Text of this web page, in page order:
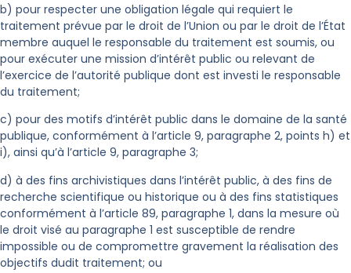
b) pour respecter une obligation légale qui requiert le
traitement prévue par le droit de l’Union ou par le droit de l’État
membre auquel le responsable du traitement est soumis, ou
pour exécuter une mission d’intérêt public ou relevant de
l’exercice de l’autorité publique dont est investi le responsable
du traitement;
c) pour des motifs d’intérêt public dans le domaine de la santé
publique, conformément à l’article 9, paragraphe 2, points h) et
i), ainsi qu’à l’article 9, paragraphe 3;
d) à des fins archivistiques dans l’intérêt public, à des fins de
recherche scientifique ou historique ou à des fins statistiques
conformément à l’article 89, paragraphe 1, dans la mesure où
le droit visé au paragraphe 1 est susceptible de rendre
impossible ou de compromettre gravement la réalisation des
objectifs dudit traitement; ou